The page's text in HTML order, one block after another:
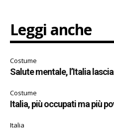
Leggi anche
Costume
Salute mentale, l’Italia
Costume
Italia, più occupati ma più
Italia